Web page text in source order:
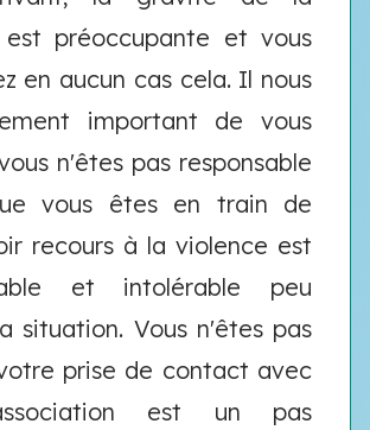
préoccupante et vous
en aucun cas cela. Il nous
important de vous
n'êtes pas responsable
vous êtes en train de
recours à la violence est
et intolérable peu
situation. Vous n'êtes pas
prise de contact avec
est un pas